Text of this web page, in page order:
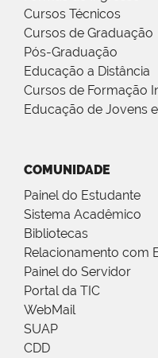
Cursos Técnicos
Cursos de Graduação
Pós-Graduação
Educação a Distância
Cursos de Formação
Educação de Jovens
COMUNIDADE
Painel do Estudante
Sistema Acadêmico
Bibliotecas
Relacionamento com
Painel do Servidor
Portal da TIC
WebMail
SUAP
CDD